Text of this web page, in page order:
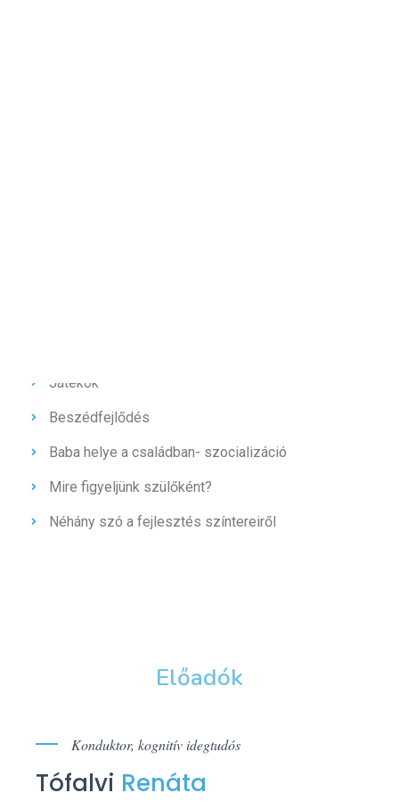
Játékok
Beszédfejlődés
Baba helye a családban- szocializáció
Mire figyeljünk szülőként?
Néhány szó a fejlesztés színtereiről
Előadók
Konduktor, kognitív idegtudós
Tófalvi Renáta